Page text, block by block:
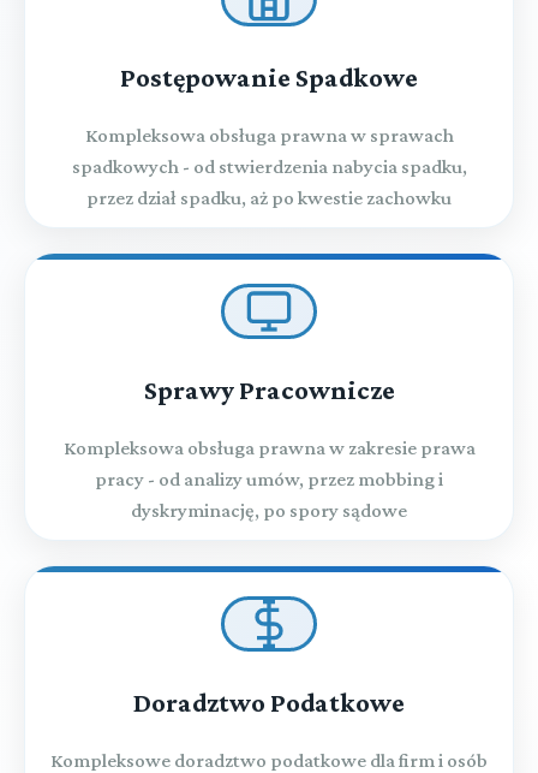
Postępowanie Spadkowe
Kompleksowa obsługa prawna w sprawach
spadkowych - od stwierdzenia nabycia spadku,
przez dział spadku, aż po kwestie zachowku
Sprawy Pracownicze
Kompleksowa obsługa prawna w zakresie prawa
pracy - od analizy umów, przez mobbing i
dyskryminację, po spory sądowe
Doradztwo Podatkowe
Kompleksowe doradztwo podatkowe dla firm i osób